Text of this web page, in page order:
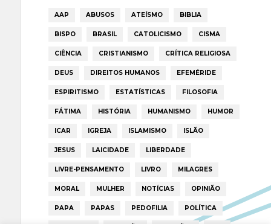
AAP ABUSOS ATEÍSMO BIBLIA
BISPO BRASIL CATOLICISMO CISMA
CIÊNCIA CRISTIANISMO CRÍTICA RELIGIOSA
DEUS DIREITOS HUMANOS EFEMÉRIDE
ESPIRITISMO ESTATÍSTICAS FILOSOFIA
FÁTIMA HISTÓRIA HUMANISMO HUMOR
ICAR IGREJA ISLAMISMO ISLÃO
JESUS LAICIDADE LIBERDADE
LIVRE-PENSAMENTO LIVRO MILAGRES
MORAL MULHER NOTÍCIAS OPINIÃO
PAPA PAPAS PEDOFILIA POLÍTICA